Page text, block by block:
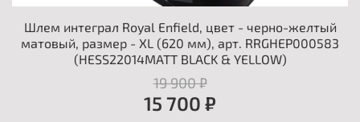
Шлем интеграл Royal Enfield, цвет - черно-желтый
матовый, размер - XL (620 мм), арт. RRGHEP000583
(HESS22014MATT BLACK & YELLOW)
19 900 ₽
15 700 ₽